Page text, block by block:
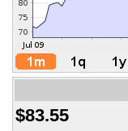
$83.55